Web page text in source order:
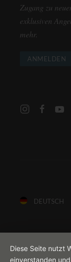
Zugang zu
exklusiven
mehr.
ANMELDEN
DEUTSCH
Diese Seite nutzt
einverstanden